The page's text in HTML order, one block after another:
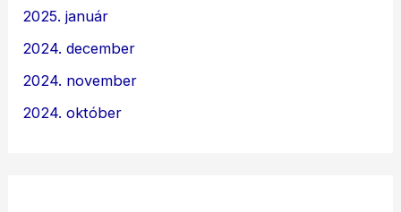
2025. január
2024. december
2024. november
2024. október